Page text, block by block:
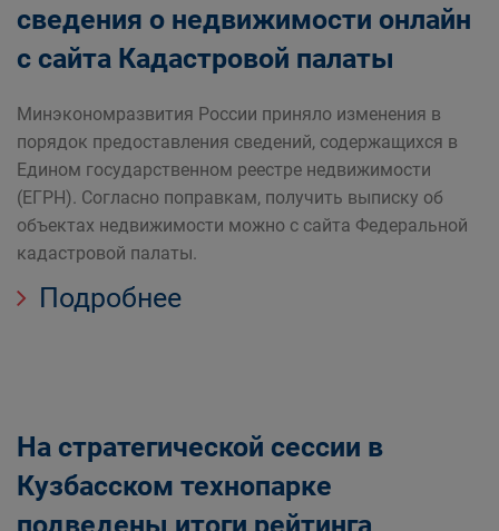
сведения о недвижимости онлайн
с сайта Кадастровой палаты
Минэкономразвития России приняло изменения в
порядок предоставления сведений, содержащихся в
Едином государственном реестре недвижимости
(ЕГРН). Согласно поправкам, получить выписку об
объектах недвижимости можно с сайта Федеральной
кадастровой палаты.
Подробнее
На стратегической сессии в
Кузбасском технопарке